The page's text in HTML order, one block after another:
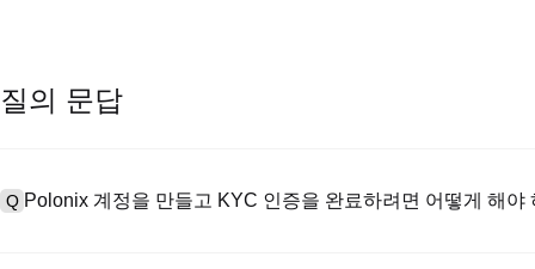
질의 문답
Q Polonix 계정을 만들고 KYC 인증을 완료하려면 어떻게 해야